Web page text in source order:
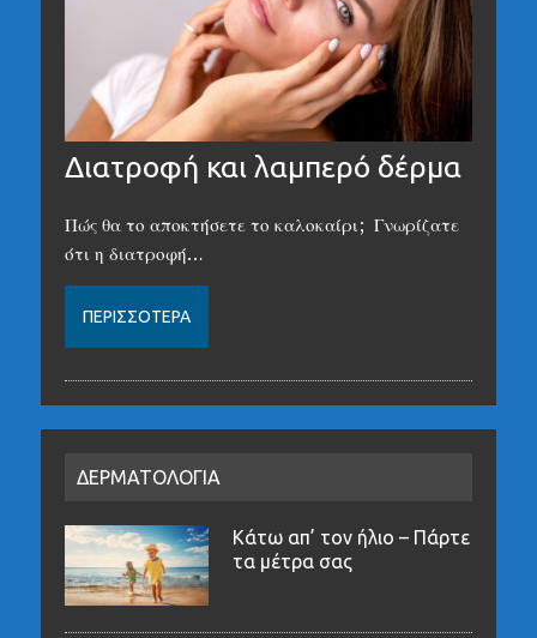
Διατροφή και λαμπερό δέρμα
Πώς θα το αποκτήσετε το καλοκαίρι; Γνωρίζατε
ότι η διατροφή…
ΠΕΡΙΣΣΌΤΕΡΑ
ΔΕΡΜΑΤΟΛΟΓΙΑ
Κάτω απ’ τον ήλιο – Πάρτε
τα μέτρα σας